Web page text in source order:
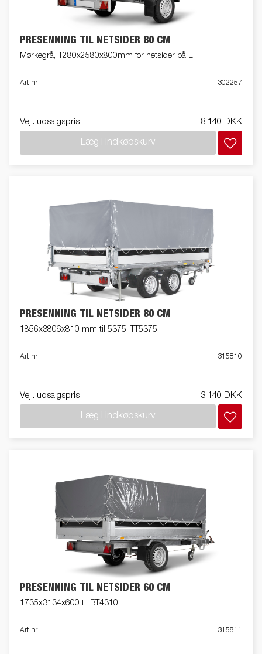
PRESENNING TIL NETSIDER 80 CM
Mørkegrå, 1280x2580x800mm for netsider på L
Art nr 302257
Vejl. udsalgspris 8 140 DKK
Læg i indkøbskurv
PRESENNING TIL NETSIDER 80 CM
1856x3806x810 mm til 5375, TT5375
Art nr 315810
Vejl. udsalgspris 3 140 DKK
Læg i indkøbskurv
PRESENNING TIL NETSIDER 60 CM
1735x3134x600 til BT4310
Art nr 315811